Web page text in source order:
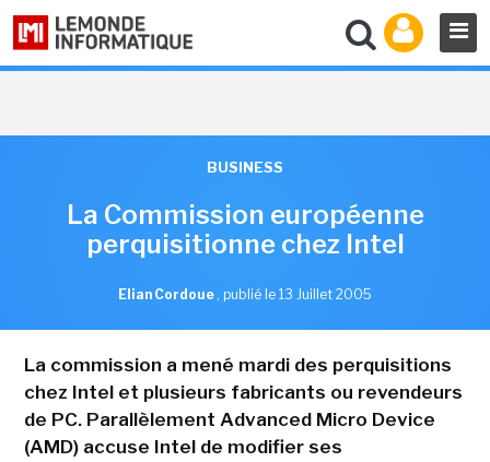
BUSINESS
La Commission européenne
perquisitionne chez Intel
Elian Cordoue , publié le 13 Juillet 2005
La commission a mené mardi des perquisitions
chez Intel et plusieurs fabricants ou revendeurs
de PC. Parallèlement Advanced Micro Device
(AMD) accuse Intel de modifier ses